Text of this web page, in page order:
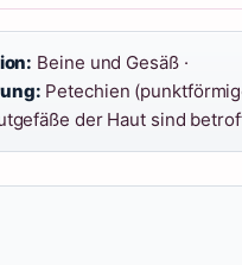
Beine und Gesäß ·
Petechien
der Haut sind